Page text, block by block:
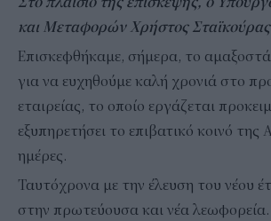
και Μεταφορών Χρήστος
Επισκεφθήκαμε, σήμερα, το
για να ευχηθούμε καλή χρονιά στο
εταιρείας, το οποίο εργάζεται
εξυπηρετήσει το επιβατικό κοινό της
ημέρες.
Ταυτόχρονα με την έλευση του νέου
στην πρωτεύουσα και νέα λεωφορεία.